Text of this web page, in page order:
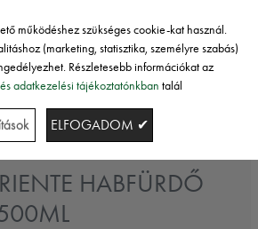
HABFÜRDŐ
működéshez szükséges cookie-kat használ.
(marketing, statisztika, személyre szabás)
Részletesebb információkat az
adatkezelési tájékoztatónkban talál
ELFOGADOM ✔